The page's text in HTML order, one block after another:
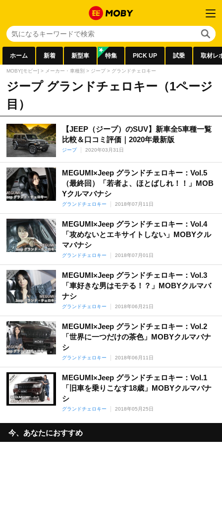
ホーム 新着 新型車 特集 PICK UP 試乗 取材レ
MOBY[モビー] > メーカー・車種別 > ジープ > グランドチェロキー
ジープ グランドチェロキー（1ページ
目）
【JEEP（ジープ）のSUV】新車全5車種一覧
比較＆口コミ評価｜2020年最新版
ジープ 2020年03月31日
MEGUMI×Jeep グランドチェロキー：Vol.5
（最終回）「若者よ、ほとばしれ！！」MOB
Yクルマバナシ
グランドチェロキー 2018年07月11日
MEGUMI×Jeep グランドチェロキー：Vol.4
「攻めないとエキサイトしない」MOBYクル
マバナシ
グランドチェロキー 2018年07月01日
MEGUMI×Jeep グランドチェロキー：Vol.3
「車好きな男はモテる！？」MOBYクルマバ
ナシ
グランドチェロキー 2018年06月21日
MEGUMI×Jeep グランドチェロキー：Vol.2
「世界に一つだけの茶色」MOBYクルマバナ
シ
グランドチェロキー 2018年06月11日
MEGUMI×Jeep グランドチェロキー：Vol.1
「旧車を乗りこなす18歳」MOBYクルマバナ
シ
グランドチェロキー 2018年05月25日
今、あなたにおすすめ